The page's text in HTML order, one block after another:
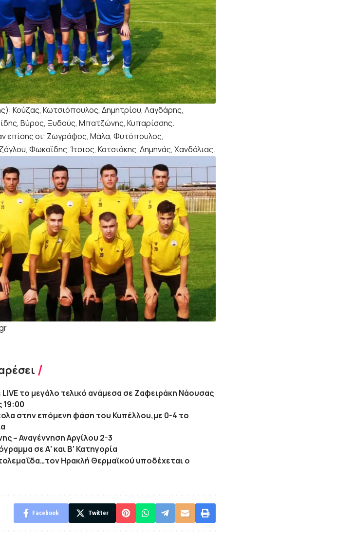
Κούζας, Κωτσιόπουλος, Δημητρίου, Λαγδάρης,
Βύρος, Ξυδούς, Μπατζώνης, Κυπαρίσσης.
επίσης οι: Ζωγράφος, Μάλα, Φυτόπουλος,
Φωκαΐδης, Ίτσιος, Κατσιάκης, Δημηνάς, Χανδόλιας.
το μεγάλο τελικό ανάμεσα σε Ζαφειράκη Νάουσας
19:00
στην επόμενη φάση του Κυπέλλου,με 0-4 το
– Αναγέννηση Αργίλου 2-3
σε Α’ και Β’ Κατηγορία
Ηρακλή Θερμαϊκού υποδέχεται ο
Facebook Twitter